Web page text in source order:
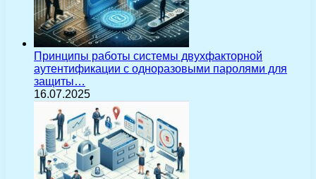
Принципы работы системы двухфакторной
аутентификации с одноразовыми паролями для
защиты…
16.07.2025